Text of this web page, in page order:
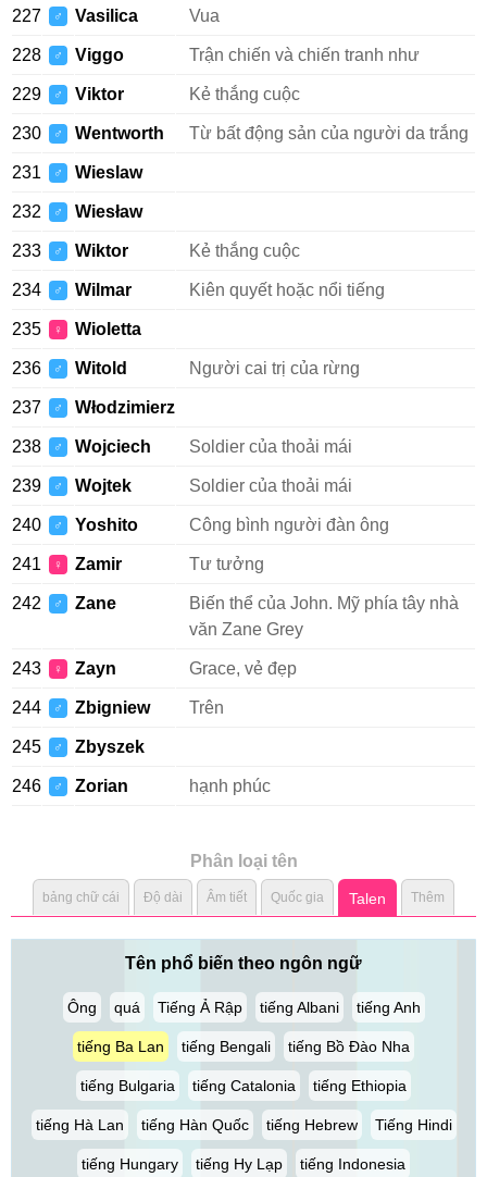
227 ♂ Vasilica Vua
228 ♂ Viggo Trận chiến và chiến tranh như
229 ♂ Viktor Kẻ thắng cuộc
230 ♂ Wentworth Từ bất động sản của người da trắng
231 ♂ Wieslaw
232 ♂ Wiesław
233 ♂ Wiktor Kẻ thắng cuộc
234 ♂ Wilmar Kiên quyết hoặc nổi tiếng
235 ♀ Wioletta
236 ♂ Witold Người cai trị của rừng
237 ♂ Włodzimierz
238 ♂ Wojciech Soldier của thoải mái
239 ♂ Wojtek Soldier của thoải mái
240 ♂ Yoshito Công bình người đàn ông
241 ♀ Zamir Tư tưởng
242 ♂ Zane
Biến thể của John. Mỹ phía tây nhà
văn Zane Grey
243 ♀ Zayn Grace, vẻ đẹp
244 ♂ Zbigniew Trên
245 ♂ Zbyszek
246 ♂ Zorian hạnh phúc
Phân loại tên
bảng chữ cái Độ dài Âm tiết Quốc gia Talen Thêm
Tên phổ biến theo ngôn ngữ
Ông quá Tiếng Ả Rập tiếng Albani tiếng Anh
tiếng Ba Lan tiếng Bengali tiếng Bồ Đào Nha
tiếng Bulgaria tiếng Catalonia tiếng Ethiopia
tiếng Hà Lan tiếng Hàn Quốc tiếng Hebrew Tiếng Hindi
tiếng Hungary tiếng Hy Lạp tiếng Indonesia